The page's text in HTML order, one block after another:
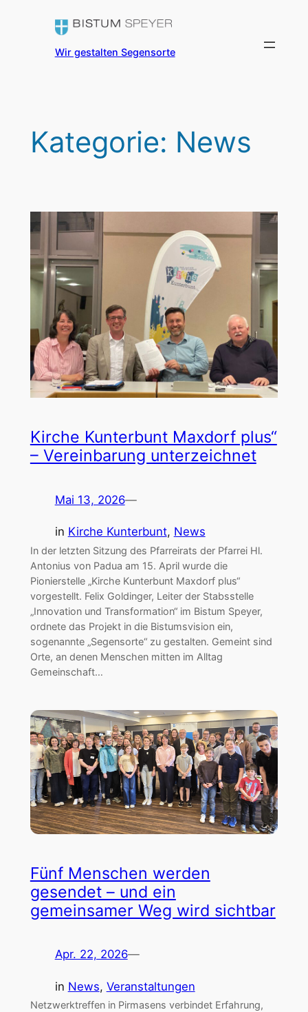
Wir gestalten Segensorte
Kategorie: News
Kirche Kunterbunt Maxdorf plus“
– Vereinbarung unterzeichnet
Mai 13, 2026—
in Kirche Kunterbunt, News
In der letzten Sitzung des Pfarreirats der Pfarrei Hl.
Antonius von Padua am 15. April wurde die
Pionierstelle „Kirche Kunterbunt Maxdorf plus“
vorgestellt. Felix Goldinger, Leiter der Stabsstelle
„Innovation und Transformation“ im Bistum Speyer,
ordnete das Projekt in die Bistumsvision ein,
sogenannte „Segensorte“ zu gestalten. Gemeint sind
Orte, an denen Menschen mitten im Alltag
Gemeinschaft…
Fünf Menschen werden
gesendet – und ein
gemeinsamer Weg wird sichtbar
Apr. 22, 2026—
in News, Veranstaltungen
Netzwerktreffen in Pirmasens verbindet Erfahrung,